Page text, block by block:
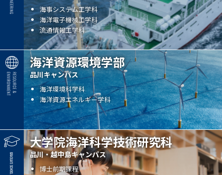
海事システム工学科
海洋電子機械工学科
流通情報工学科
海洋資源環境学部
品川キャンパス
海洋環境科学科
海洋資源エネルギー学科
大学院海洋科学技術研究科
品川・越中島キャンパス
博士前期課程